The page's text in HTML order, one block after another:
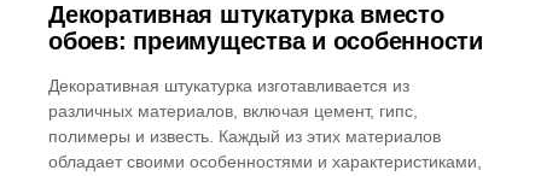
Декоративная штукатурка вместо
обоев: преимущества и особенности
Декоративная штукатурка изготавливается из
различных материалов, включая цемент, гипс,
полимеры и известь. Каждый из этих материалов
обладает своими особенностями и характеристиками,